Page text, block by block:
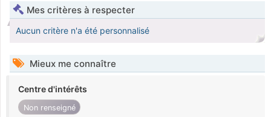
Mes critères à respecter
Aucun critère n'a été personnalisé
Mieux me connaître
Centre d'intérêts
Non renseigné